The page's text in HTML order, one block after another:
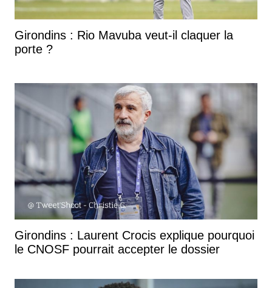
Girondins : Rio Mavuba veut-il claquer la
porte ?
Girondins : Laurent Crocis explique pourquoi
le CNOSF pourrait accepter le dossier